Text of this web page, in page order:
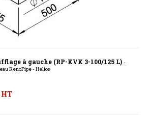
à gauche (RP-KVK 3-100/125 L) -
RenoPipe - Helios
HT